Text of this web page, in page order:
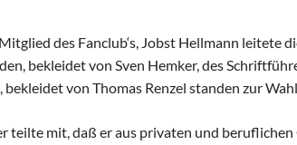
des Fanclub‘s, Jobst Hellmann leitete
bekleidet von Sven Hemker, des
bekleidet von Thomas Renzel standen zur
teilte mit, daß er aus privaten und